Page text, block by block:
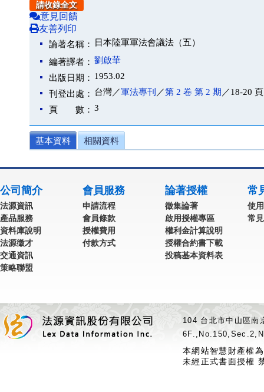
請收錄全文
意見回饋
友善列印
論著名稱： 日本陸軍軍法會議法（五）
編著譯者： 劉啟華
出版日期： 1953.02
刊登出處： 台灣／軍法專刊 ／第 2 卷 第 2 期 ／18-20 頁
頁 數： 3
基本資料 相關資料
公司簡介
法源資訊
產品服務
資料庫說明
法源徵才
交通資訊
策略聯盟
會員服務
申請流程
會員條款
授權費用
付款方式
論著授權
徵集論著
啟用授權專區
權利金計算說明
授權合約書下載
投稿基本資料表
常
使
常
104 台北市中山區
本網站智慧財產權
未經正式書面授權